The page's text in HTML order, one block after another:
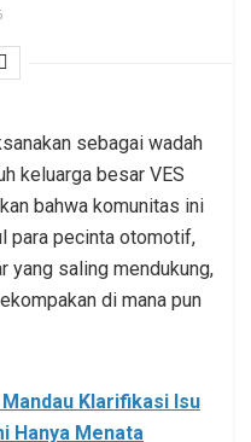
sebagai wadah
keluarga besar VES
bahwa komunitas ini
para pecinta otomotif,
yang saling mendukung,
di mana pun
Mandau Klarifikasi Isu
Hanya Menata